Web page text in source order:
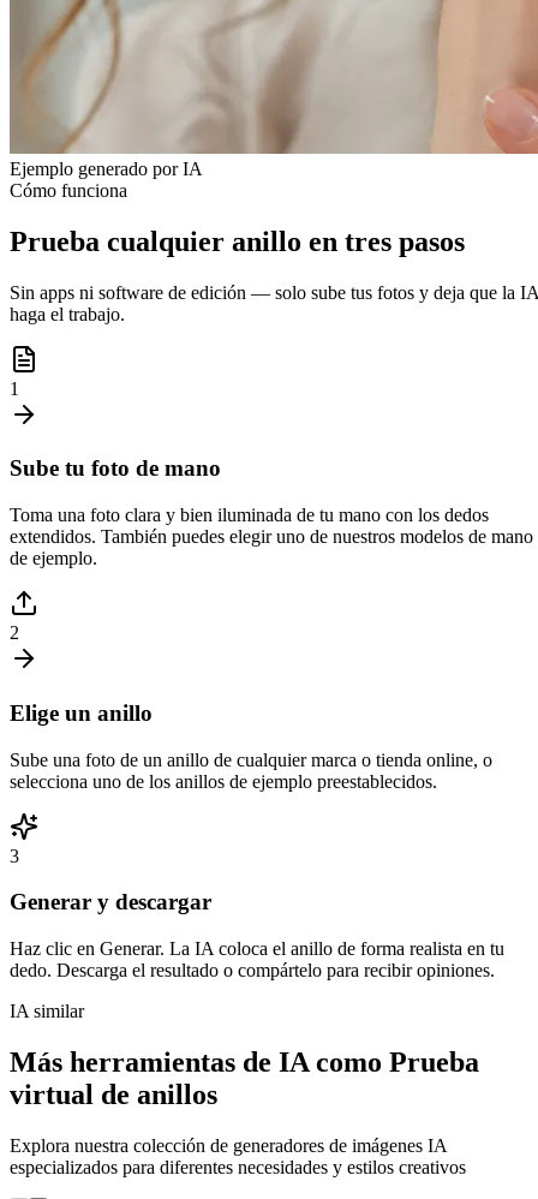
Ejemplo generado por IA
Cómo funciona
Prueba cualquier anillo en tres pasos
Sin apps ni software de edición — solo sube tus fotos y deja que la IA
haga el trabajo.
1
Sube tu foto de mano
Toma una foto clara y bien iluminada de tu mano con los dedos
extendidos. También puedes elegir uno de nuestros modelos de mano
de ejemplo.
2
Elige un anillo
Sube una foto de un anillo de cualquier marca o tienda online, o
selecciona uno de los anillos de ejemplo preestablecidos.
3
Generar y descargar
Haz clic en Generar. La IA coloca el anillo de forma realista en tu
dedo. Descarga el resultado o compártelo para recibir opiniones.
IA similar
Más herramientas de IA como Prueba
virtual de anillos
Explora nuestra colección de generadores de imágenes IA
especializados para diferentes necesidades y estilos creativos